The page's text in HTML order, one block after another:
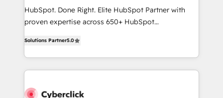
HubSpot CRM drives measurable results. Our
RevOps services align your sales, marketing, and
optimize the revenue lifecycle—lead generation to
retention—by refining processes and eliminating
maximize profitability and adapt to your goals.
HubSpot. Done Right. Elite HubSpot Partner with
proven expertise across 650+ HubSpot
experience, we help you use the HubSpot platform
to its fullest capacity, improve your current HubSpot
website, or build your new one.
Solutions Partner5.0